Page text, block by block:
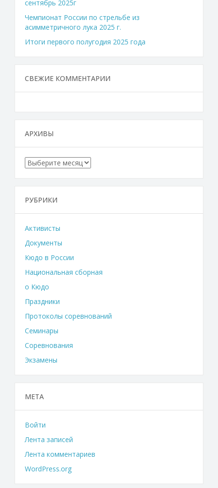
сентябрь 2025г
Чемпионат России по стрельбе из
асимметричного лука 2025 г.
Итоги первого полугодия 2025 года
СВЕЖИЕ КОММЕНТАРИИ
АРХИВЫ
Архивы
РУБРИКИ
Активисты
Документы
Кюдо в России
Национальная сборная
о Кюдо
Праздники
Протоколы соревнований
Семинары
Соревнования
Экзамены
МЕТА
Войти
Лента записей
Лента комментариев
WordPress.org